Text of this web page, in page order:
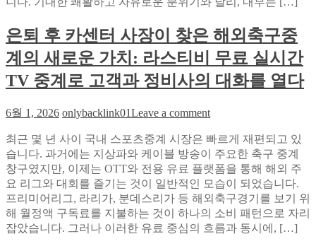
트
코
인
을
발
하
는
법
룸
사
이
트:
2030
로
가
직
접
비
교
한
실
제
은퇴 후 카센터 사장이 찾은 해외축구중
계의 새로운 가치: 라스티비 무료 실시간
TV 중계로 고객과 정비사의 대화를 열다
6월 1, 2026 onlybacklink01Leave a commenton
퇴
후
카
센
터
사
장
최근 몇 년 사이 국내 스포츠중계 시장은 빠르게 재편되고 있
습니다. 과거에는 지상파와 케이블 방송이 주요한 축구 중계
창구였지만, 이제는 OTT와 전용 유료 플랫폼을 통해 해외 주
요 리그와 대회를 즐기는 것이 일반적인 모습이 되었습니다.
프리미어리그, 라리가, 분데스리가 등 해외축구경기를 보기 위
해 월정액 구독료를 지불하는 것이 하나의 소비 패턴으로 자리
잡았습니다. 그러나 이러한 유료 중심의 흐름과 동시에, […]